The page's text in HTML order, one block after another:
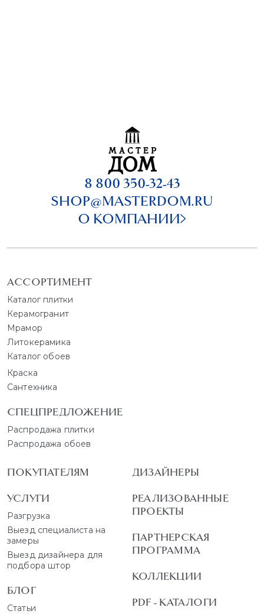
8 800 350-32-43
SHOP@MASTERDOM.RU
О КОМПАНИИ
АССОРТИМЕНТ
Каталог плитки
Керамогранит
Мрамор
Литокерамика
Каталог обоев
Краска
Сантехника
СПЕЦПРЕДЛОЖЕНИЕ
Распродажа плитки
Распродажа обоев
ПОКУПАТЕЛЯМ
УСЛУГИ
Разгрузка
Выезд специалиста на
замеры
Выезд дизайнера для
подбора штор
БЛОГ
Статьи
ДИЗАЙНЕРЫ
РЕАЛИЗОВАННЫЕ
ПРОЕКТЫ
ПАРТНЕРСКАЯ
ПРОГРАММА
КОЛЛЕКЦИИ
PDF - КАТАЛОГИ